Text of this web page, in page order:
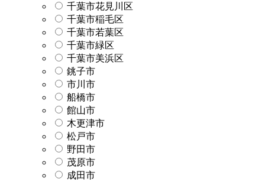
千葉市花見川区
千葉市稲毛区
千葉市若葉区
千葉市緑区
千葉市美浜区
銚子市
市川市
船橋市
館山市
木更津市
松戸市
野田市
茂原市
成田市